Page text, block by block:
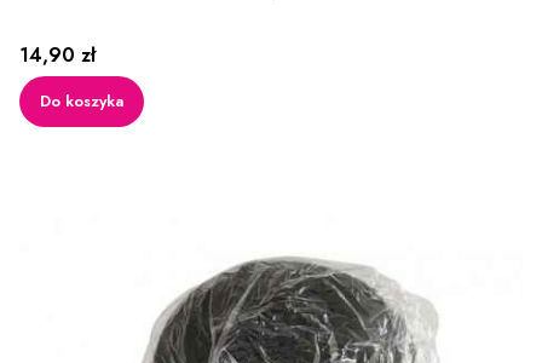
Cena
14,90 zł
Do koszyka